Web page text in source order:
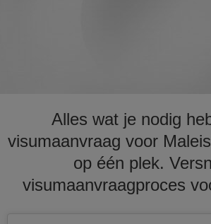
Alles wat je nodig
visumaanvraag voor
op één plek.
visumaanvraagproces